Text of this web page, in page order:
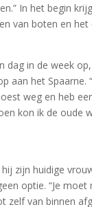
In het begin
van boten en het
dag in de week
aan het
weg en heb
kon ik de oude
zijn huidige
optie. “Je
zelf van binnen